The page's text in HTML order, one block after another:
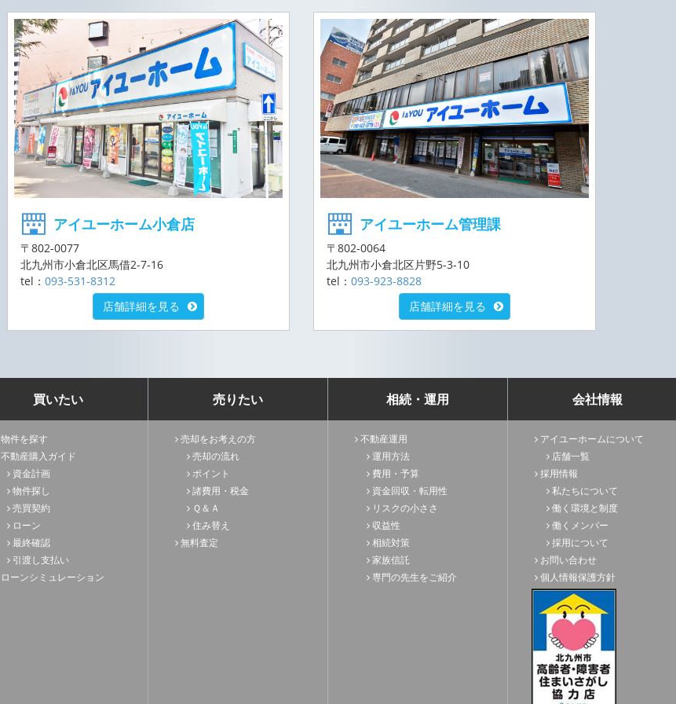
アイユーホーム小倉店
〒802-0077
北九州市小倉北区馬借2-7-16
tel： 093-531-8312
店舗詳細を見る
アイユーホーム管理課
〒802-0064
北九州市小倉北区片野5-3-10
tel： 093-923-8828
店舗詳細を見る
買いたい
物件を探す
不動産購入ガイド
資金計画
物件探し
売買契約
ローン
最終確認
引渡し支払い
ローンシミュレーション
売りたい
売却をお考えの方
売却の流れ
ポイント
諸費用・税金
Ｑ＆Ａ
住み替え
無料査定
相続・運用
不動産運用
運用方法
費用・予算
資金回収・転用性
リスクの小ささ
収益性
相続対策
家族信託
専門の先生をご紹介
会社情報
アイユーホームについて
店舗一覧
採用情報
私たちについて
働く環境と制度
働くメンバー
採用について
お問い合わせ
個人情報保護方針